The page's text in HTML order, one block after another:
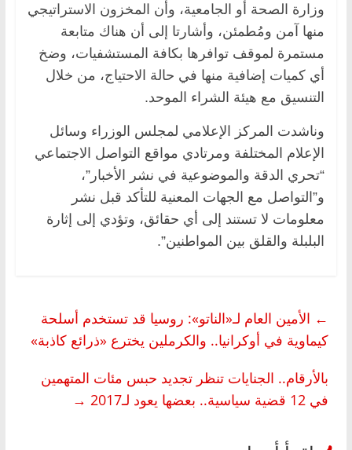
وزارة الصحة أو الجامعية، وأن المخزون الاستراتيجي
منها آمن ومُطمئن، وأشارتا إلى أن هناك متابعة
مستمرة لموقف توافرها بكافة المستشفيات، وضخ
أي كميات إضافية منها في حالة الاحتياج، من خلال
التنسيق مع هيئة الشراء الموحد.
وناشدت المركز الإعلامي لمجلس الوزراء وسائل
الإعلام المختلفة ومرتادي مواقع التواصل الاجتماعي
“تحري الدقة والموضوعية ‏في نشر الأخبار”،
و”التواصل مع الجهات المعنية للتأكد قبل نشر
‏معلومات لا تستند إلى أي حقائق، وتؤدي إلى إثارة
البلبلة والقلق بين المواطنين”.
← الأمين العام لـ«الناتو»: روسيا قد تستخدم أسلحة
كيماوية في أوكرانيا.. والكرملين يخترع «ذرائع كاذبة»
بالأرقام.. الجنايات تنظر تجديد حبس مئات المتهمين
في 12 قضية سياسية.. بعضها يعود لـ2017
→